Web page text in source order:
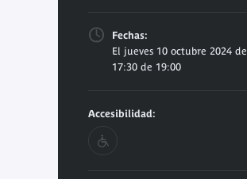
Fechas:
El jueves 10 octubre 2024 de
17:30 de 19:00
Accesibilidad: